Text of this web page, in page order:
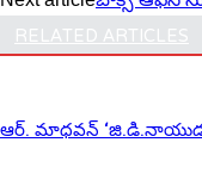
RELATED ARTICLES
ఆర్‌. మాధవన్‌